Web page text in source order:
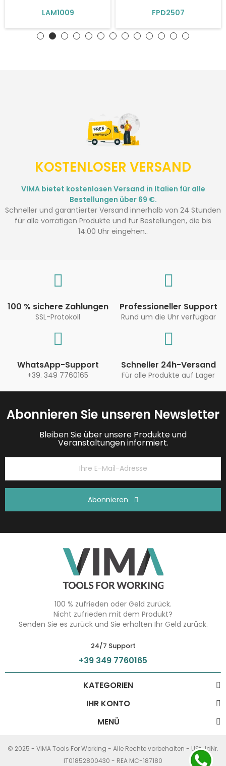
LAM1009 FPD2507
KOSTENLOSER VERSAND
VIMA bietet kostenlosen Versand in Italien für alle
Bestellungen über 69 €.
Schneller und garantierter Versand innerhalb von 24 Stunden
für alle vorrätigen Produkte und für Bestellungen, die bis
14:00 Uhr eingehen..
100 % sichere Zahlungen
SSL-Protokoll
Professioneller Support
Rund um die Uhr verfügbar
WhatsApp-Support
+39. 349 7760165
Schneller 24h-Versand
Für alle Produkte auf Lager
Abonnieren Sie unseren Newsletter
Bleiben Sie über unsere Produkte und
Veranstaltungen informiert.
Abonnieren
100 % zufrieden oder Geld zurück.
Nicht zufrieden mit dem Produkt?
Senden Sie es zurück und Sie erhalten Ihr Geld zurück.
24/7 Support
+39 349 7760165
KATEGORIEN
IHR KONTO
MENÜ
© 2025 - VIMA Tools For Working - Alle Rechte vorbehalten - USt-IdNr.
IT01852800430 - REA MC-187180